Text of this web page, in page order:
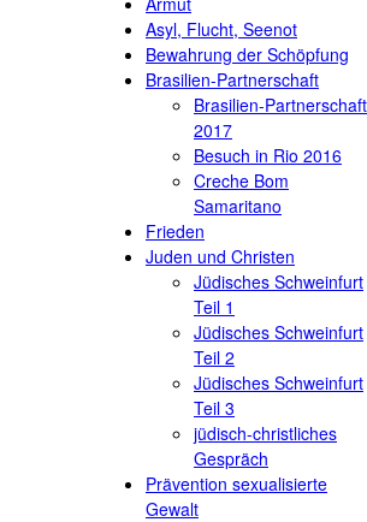
Asyl, Flucht, Seenot
Bewahrung der Schöpfung
Brasilien-Partnerschaft
Brasilien-Partnerschaft
2017
Besuch in Rio 2016
Creche Bom
Samaritano
Frieden
Juden und Christen
Jüdisches Schweinfurt
Teil 1
Jüdisches Schweinfurt
Teil 2
Jüdisches Schweinfurt
Teil 3
jüdisch-christliches
Gespräch
Prävention sexualisierte
Gewalt